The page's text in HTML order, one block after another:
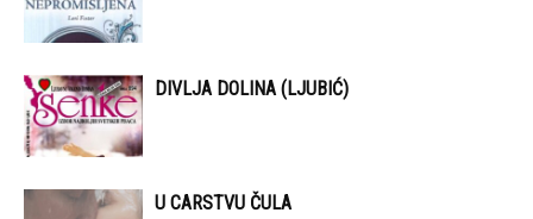
DIVLJA DOLINA (LJUBIĆ)
U CARSTVU ČULA